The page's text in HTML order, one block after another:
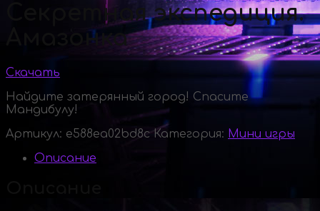
Секретная экспедиция.
Амазонка
Скачать
Найдите затерянный город! Спасите
Мандибулу!
Артикул: e588ea02bd8c Категория: Мини игры
Описание